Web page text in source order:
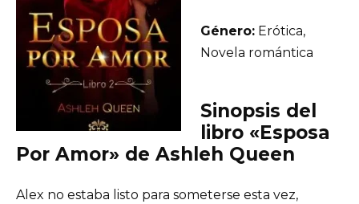
Género: Erótica,
Novela romántica
Sinopsis del
libro «Esposa
Por Amor» de Ashleh Queen
Alex no estaba listo para someterse esta vez,